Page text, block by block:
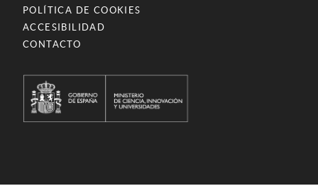
POLÍTICA DE COOKIES
ACCESIBILIDAD
CONTACTO